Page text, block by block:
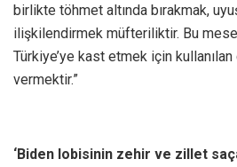
birlikte töhmet altında bırakmak,
ilişkilendirmek müfteriliktir. Bu
Türkiye’ye kast etmek için
vermektir.”
‘Biden lobisinin zehir ve zillet